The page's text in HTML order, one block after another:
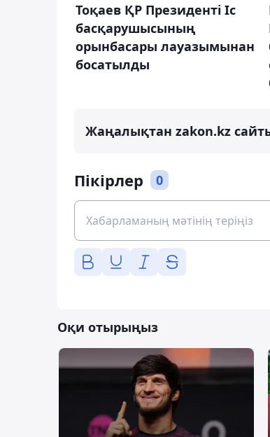
Тоқаев ҚР Президенті Іс
басқарушысының
орынбасары лауазымынан
босатылды
Жаңалықтан zakon.kz
Пікірлер 0
Оқи отырыңыз